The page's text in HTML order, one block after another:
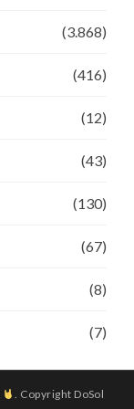
(3.868)
(416)
(12)
(43)
(130)
(67)
(8)
(7)
. Copyright DoSol